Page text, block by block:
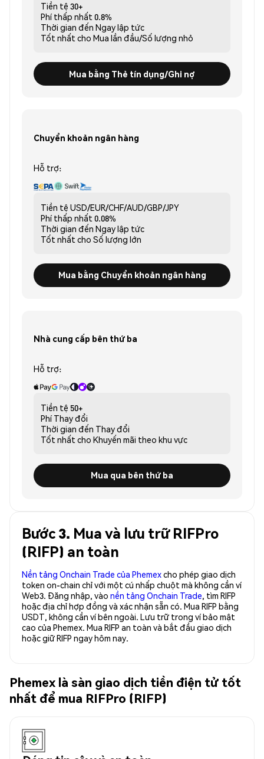
Tiền tệ 30+
Phí thấp nhất 0.8%
Thời gian đến Ngay lập tức
Tốt nhất cho Mua lần đầu/Số lượng nhỏ
Mua bằng Thẻ tín dụng/Ghi nợ
Chuyển khoản ngân hàng
Hỗ trợ:
Tiền tệ USD/EUR/CHF/AUD/GBP/JPY
Phí thấp nhất 0.08%
Thời gian đến Ngay lập tức
Tốt nhất cho Số lượng lớn
Mua bằng Chuyển khoản ngân hàng
Nhà cung cấp bên thứ ba
Hỗ trợ:
Tiền tệ 50+
Phí Thay đổi
Thời gian đến Thay đổi
Tốt nhất cho Khuyến mãi theo khu vực
Mua qua bên thứ ba
Bước 3. Mua và lưu trữ RIFPro
(RIFP) an toàn
Nền tảng Onchain Trade của Phemexcho phép giao dịch
token on-chain chỉ với một cú nhấp chuột mà không cần ví
Web3. Đăng nhập, vào nền tảng Onchain Trade, tìm RIFP
hoặc địa chỉ hợp đồng và xác nhận sẵn có. Mua RIFP bằng
USDT, không cần ví bên ngoài. Lưu trữ trong ví bảo mật
cao của Phemex. Mua RIFP an toàn và bắt đầu giao dịch
hoặc giữ RIFP ngay hôm nay.
Phemex là sàn giao dịch tiền điện tử tốt
nhất để mua RIFPro (RIFP)